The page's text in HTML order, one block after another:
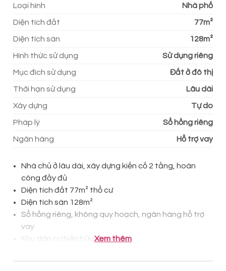
Loại hình Nhà phố
Diện tích đất 77m²
Diện tích sàn 128m²
Hình thức sử dụng Sử dụng riêng
Mục đích sử dụng Đất ở đô thị
Thời hạn sử dụng Lâu dài
Xây dựng Tự do
Pháp lý Sổ hồng riêng
Ngân hàng Hỗ trợ vay
Nhà chủ ở lâu dài, xây dựng kiến cố 2 tầng, hoàn
công đầy đủ
Diện tích đất 77m² thổ cư
Diện tích sàn 128m²
Sổ hồng riêng, không quy hoạch, ngân hàng hỗ trợ
vay
Khu dân cư hiện hữu, ở kín nhà
Xem thêm